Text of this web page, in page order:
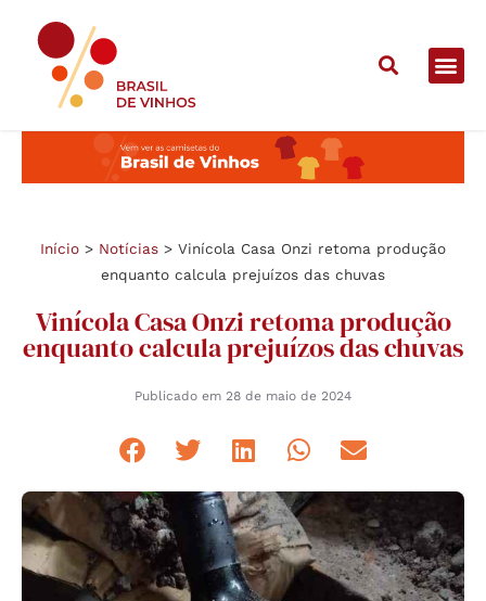
Início > Notícias > Vinícola Casa Onzi retoma produção
enquanto calcula prejuízos das chuvas
Vinícola Casa Onzi retoma produção
enquanto calcula prejuízos das chuvas
Publicado em 28 de maio de 2024